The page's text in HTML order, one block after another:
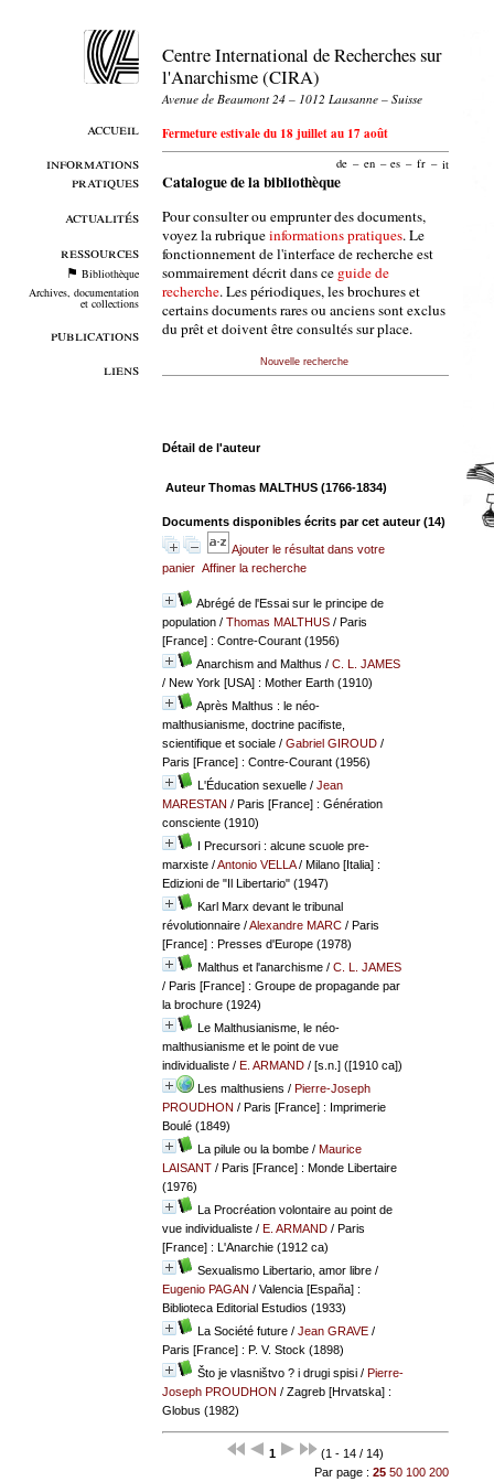
accueil
informations
pratiques
actualités
ressources
Bibliothèque
Archives, documentation
et collections
publications
liens
Centre International de Recherches sur
l'Anarchisme (CIRA)
Avenue de Beaumont 24 – 1012 Lausanne – Suisse
Fermeture estivale du 18 juillet au 17 août
de – en – es – fr – it
Catalogue de la bibliothèque
Pour consulter ou emprunter des documents,
voyez la rubriqueinformations pratiques. Le
fonctionnement de l'interface de recherche est
sommairement décrit dans ce guide de
recherche. Les périodiques, les brochures et
certains documents rares ou anciens sont exclus
du prêt et doivent être consultés sur place.
Nouvelle recherche
Détail de l'auteur
Auteur Thomas MALTHUS (1766-1834)
Documents disponibles écrits par cet auteur (14)
Ajouter le résultat dans votre
panier Affiner la recherche
Abrégé de l'Essai sur le principe de
population/ Thomas MALTHUS/ Paris
[France] : Contre-Courant (1956)
Anarchism and Malthus / C. L. JAMES
/ New York [USA] : Mother Earth (1910)
Après Malthus : le néo-
malthusianisme, doctrine pacifiste,
scientifique et sociale/ Gabriel GIROUD/
Paris [France] : Contre-Courant (1956)
L'Éducation sexuelle/ Jean
MARESTAN / Paris [France] : Génération
consciente (1910)
I Precursori : alcune scuole pre-
marxiste/Antonio VELLA/ Milano [Italia] :
Edizioni de "Il Libertario" (1947)
Karl Marx devant le tribunal
révolutionnaire/Alexandre MARC/ Paris
[France] : Presses d'Europe (1978)
Malthus et l'anarchisme/ C. L. JAMES
/ Paris [France] : Groupe de propagande par
la brochure (1924)
Le Malthusianisme, le néo-
malthusianisme et le point de vue
individualiste/ E. ARMAND/ [s.n.] ([1910 ca])
Les malthusiens / Pierre-Joseph
PROUDHON / Paris [France] : Imprimerie
Boulé (1849)
La pilule ou la bombe/ Maurice
LAISANT/ Paris [France] : Monde Libertaire
(1976)
La Procréation volontaire au point de
vue individualiste/ E. ARMAND/ Paris
[France] : L'Anarchie (1912 ca)
Sexualismo Libertario, amor libre/
Eugenio PAGAN / Valencia [España] :
Biblioteca Editorial Estudios (1933)
La Société future/ Jean GRAVE/
Paris [France] : P. V. Stock (1898)
Što je vlasništvo ? i drugi spisi/ Pierre-
Joseph PROUDHON / Zagreb [Hrvatska] :
Globus (1982)
1
(1 - 14 / 14)
Par page : 25 50 100 200